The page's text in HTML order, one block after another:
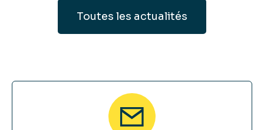
Toutes les actualités